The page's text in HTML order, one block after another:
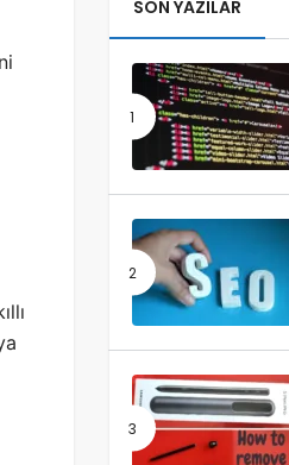
SON YAZILAR